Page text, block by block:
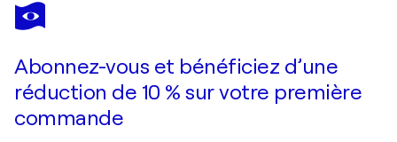
SABRINA SECK
I feel...
Abonnez-vous et bénéficiez d’une
réduction de 10 % sur votre première
commande